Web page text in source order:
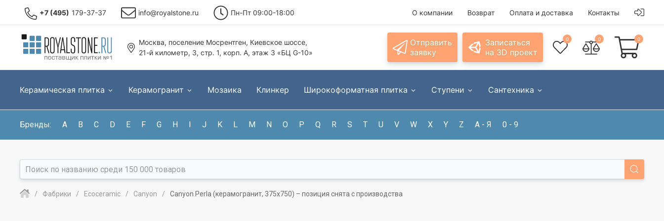
+7 (495) 179-37-37 info@royalstone.ru Пн-Пт 09:00-18:00 О компании Возврат Оплата и доставка Контакты
Москва, поселение Мосрентген, Киевское шоссе,
21-й километр, 3, стр. 1, корп. А, этаж 3 «БЦ G-10»
Отправить
заявку
Записаться
на 3D проект
0 0 0
Керамическая плитка Керамогранит Мозаика Клинкер Широкоформатная плитка Ступени Сантехника
Бренды: A B C D E F G H I J K L M N O P Q R S T U V W X Y Z А - Я 0 - 9
Фабрики Ecoceramic Canyon Canyon Perla (керамогранит, 375x750) – позиция снята с производства